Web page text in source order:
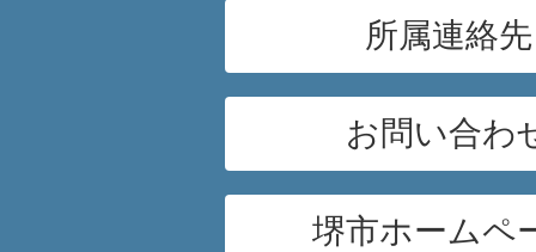
所属連絡先
お問い合わ
堺市ホームペ